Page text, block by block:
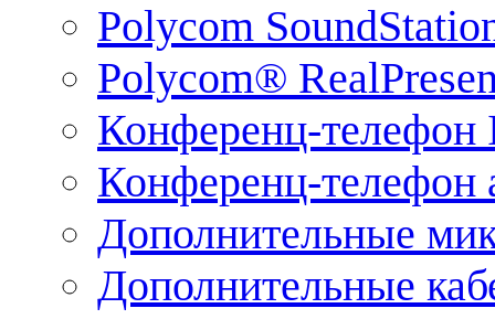
Polycom
Polycom®
Конференц-телефон
Конференц-телефон
Дополнительные
Дополнительные